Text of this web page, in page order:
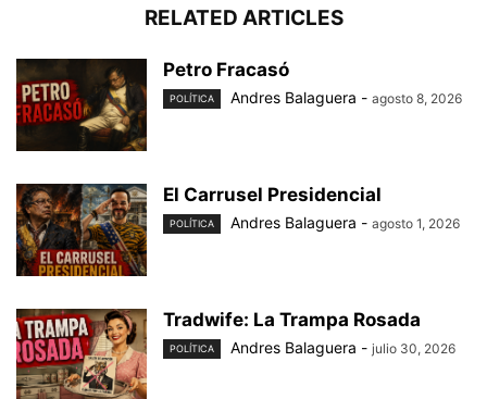
RELATED ARTICLES
Petro Fracasó
POLÍTICA Andres Balaguera - agosto 8, 2026
El Carrusel Presidencial
POLÍTICA Andres Balaguera - agosto 1, 2026
Tradwife: La Trampa Rosada
POLÍTICA Andres Balaguera - julio 30, 2026